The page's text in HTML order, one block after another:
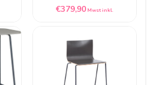
Normaler
€379,90 Mwst inkl.